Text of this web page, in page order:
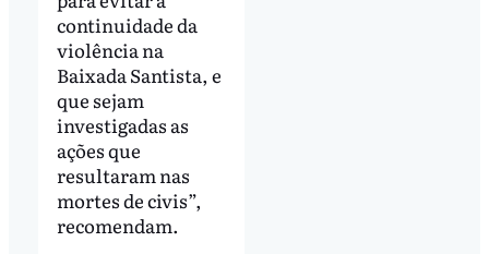
continuidade da
violência na
Baixada Santista, e
que sejam
investigadas as
ações que
resultaram nas
mortes de civis”,
recomendam.